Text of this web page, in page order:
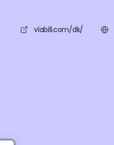
viabill.com/dk/